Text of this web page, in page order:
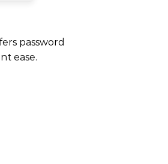
password
ease.